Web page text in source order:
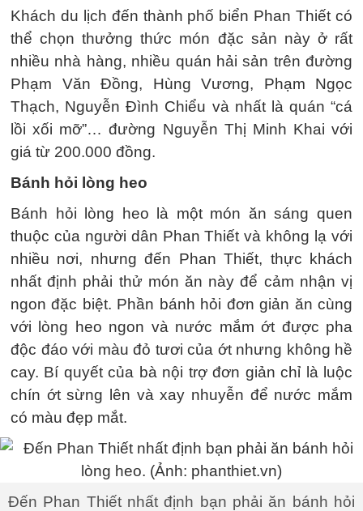
Khách du lịch đến thành phố biển Phan Thiết có
thể chọn thưởng thức món đặc sản này ở rất
nhiều nhà hàng, nhiều quán hải sản trên đường
Phạm Văn Đồng, Hùng Vương, Phạm Ngọc
Thạch, Nguyễn Đình Chiểu và nhất là quán “cá
lồi xối mỡ”… đường Nguyễn Thị Minh Khai với
giá từ 200.000 đồng.
Bánh hỏi lòng heo
Bánh hỏi lòng heo là một món ăn sáng quen
thuộc của người dân Phan Thiết và không lạ với
nhiều nơi, nhưng đến Phan Thiết, thực khách
nhất định phải thử món ăn này để cảm nhận vị
ngon đặc biệt. Phần bánh hỏi đơn giản ăn cùng
với lòng heo ngon và nước mắm ớt được pha
độc đáo với màu đỏ tươi của ớt nhưng không hề
cay. Bí quyết của bà nội trợ đơn giản chỉ là luộc
chín ớt sừng lên và xay nhuyễn để nước mắm
có màu đẹp mắt.
Đến Phan Thiết nhất định bạn phải ăn bánh hỏi